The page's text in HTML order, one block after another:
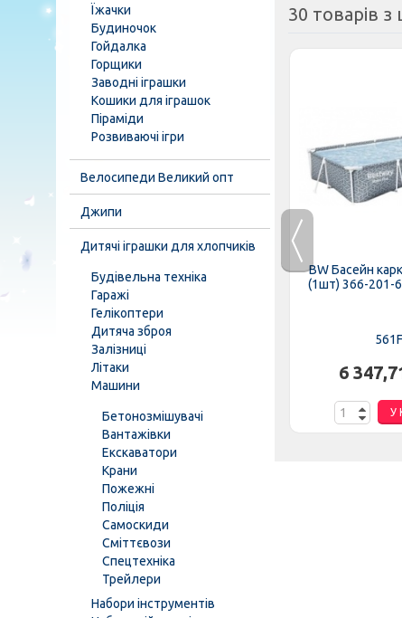
30 товарів з
Наборы 131-13 на липучке,
фрукты, овощи, нож,
131-13
У КОШИК
BW Басейн
(1шт) 366-201-
6
У
Їжачки
Будиночок
Гойдалка
Горщики
Заводні іграшки
Кошики для іграшок
Піраміди
Розвиваючі ігри
Велосипеди Великий опт
Джипи
Дитячі іграшки для хлопчиків
Будівельна техніка
Гаражі
Гелікоптери
Дитяча зброя
Залізниці
Літаки
Машини
Бетонозмішувачі
Вантажівки
Екскаватори
Крани
Пожежні
Поліція
Самоскиди
Сміттєвози
Спецтехніка
Трейлери
Набори інструментів